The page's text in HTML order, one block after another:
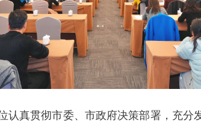
真贯彻市委、市政府决策部署，充分